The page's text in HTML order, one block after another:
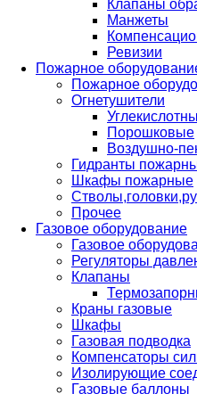
Клапаны
Манжеты
Ревизии
Пожарное
Пожарное
Огнетушители
Порошковые
Воздушно-
Гидранты
Шкафы пожарные
Прочее
Газовое оборудование
Газовое
Регуляторы
Клапаны
Краны газовые
Шкафы
Газовая подводка
Компенсаторы
Изолирующие
Газовые баллоны